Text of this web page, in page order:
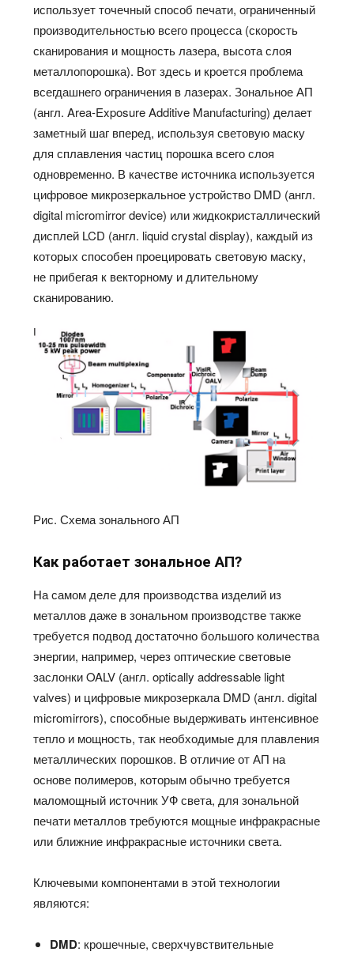
использует точечный способ печати, ограниченный
производительностью всего процесса (скорость
сканирования и мощность лазера, высота слоя
металлопорошка). Вот здесь и кроется проблема
всегдашнего ограничения в лазерах. Зональное АП
(англ. Area-Exposure Additive Manufacturing) делает
заметный шаг вперед, используя световую маску
для сплавления частиц порошка всего слоя
одновременно. В качестве источника используется
цифровое микрозеркальное устройство DMD (англ.
digital micromirror device) или жидкокристаллический
дисплей LCD (англ. liquid crystal display), каждый из
которых способен проецировать световую маску,
не прибегая к векторному и длительному
сканированию.
Рис. Схема зонального АП
Как работает зональное АП?
На самом деле для производства изделий из
металлов даже в зональном производстве также
требуется подвод достаточно большого количества
энергии, например, через оптические световые
заслонки OALV (англ. optically addressable light
valves) и цифровые микрозеркала DMD (англ. digital
micromirrors), способные выдерживать интенсивное
тепло и мощность, так необходимые для плавления
металлических порошков. В отличие от АП на
основе полимеров, которым обычно требуется
маломощный источник УФ света, для зональной
печати металлов требуются мощные инфракрасные
или ближние инфракрасные источники света.
Ключевыми компонентами в этой технологии
являются:
DMD: крошечные, сверхчувствительные